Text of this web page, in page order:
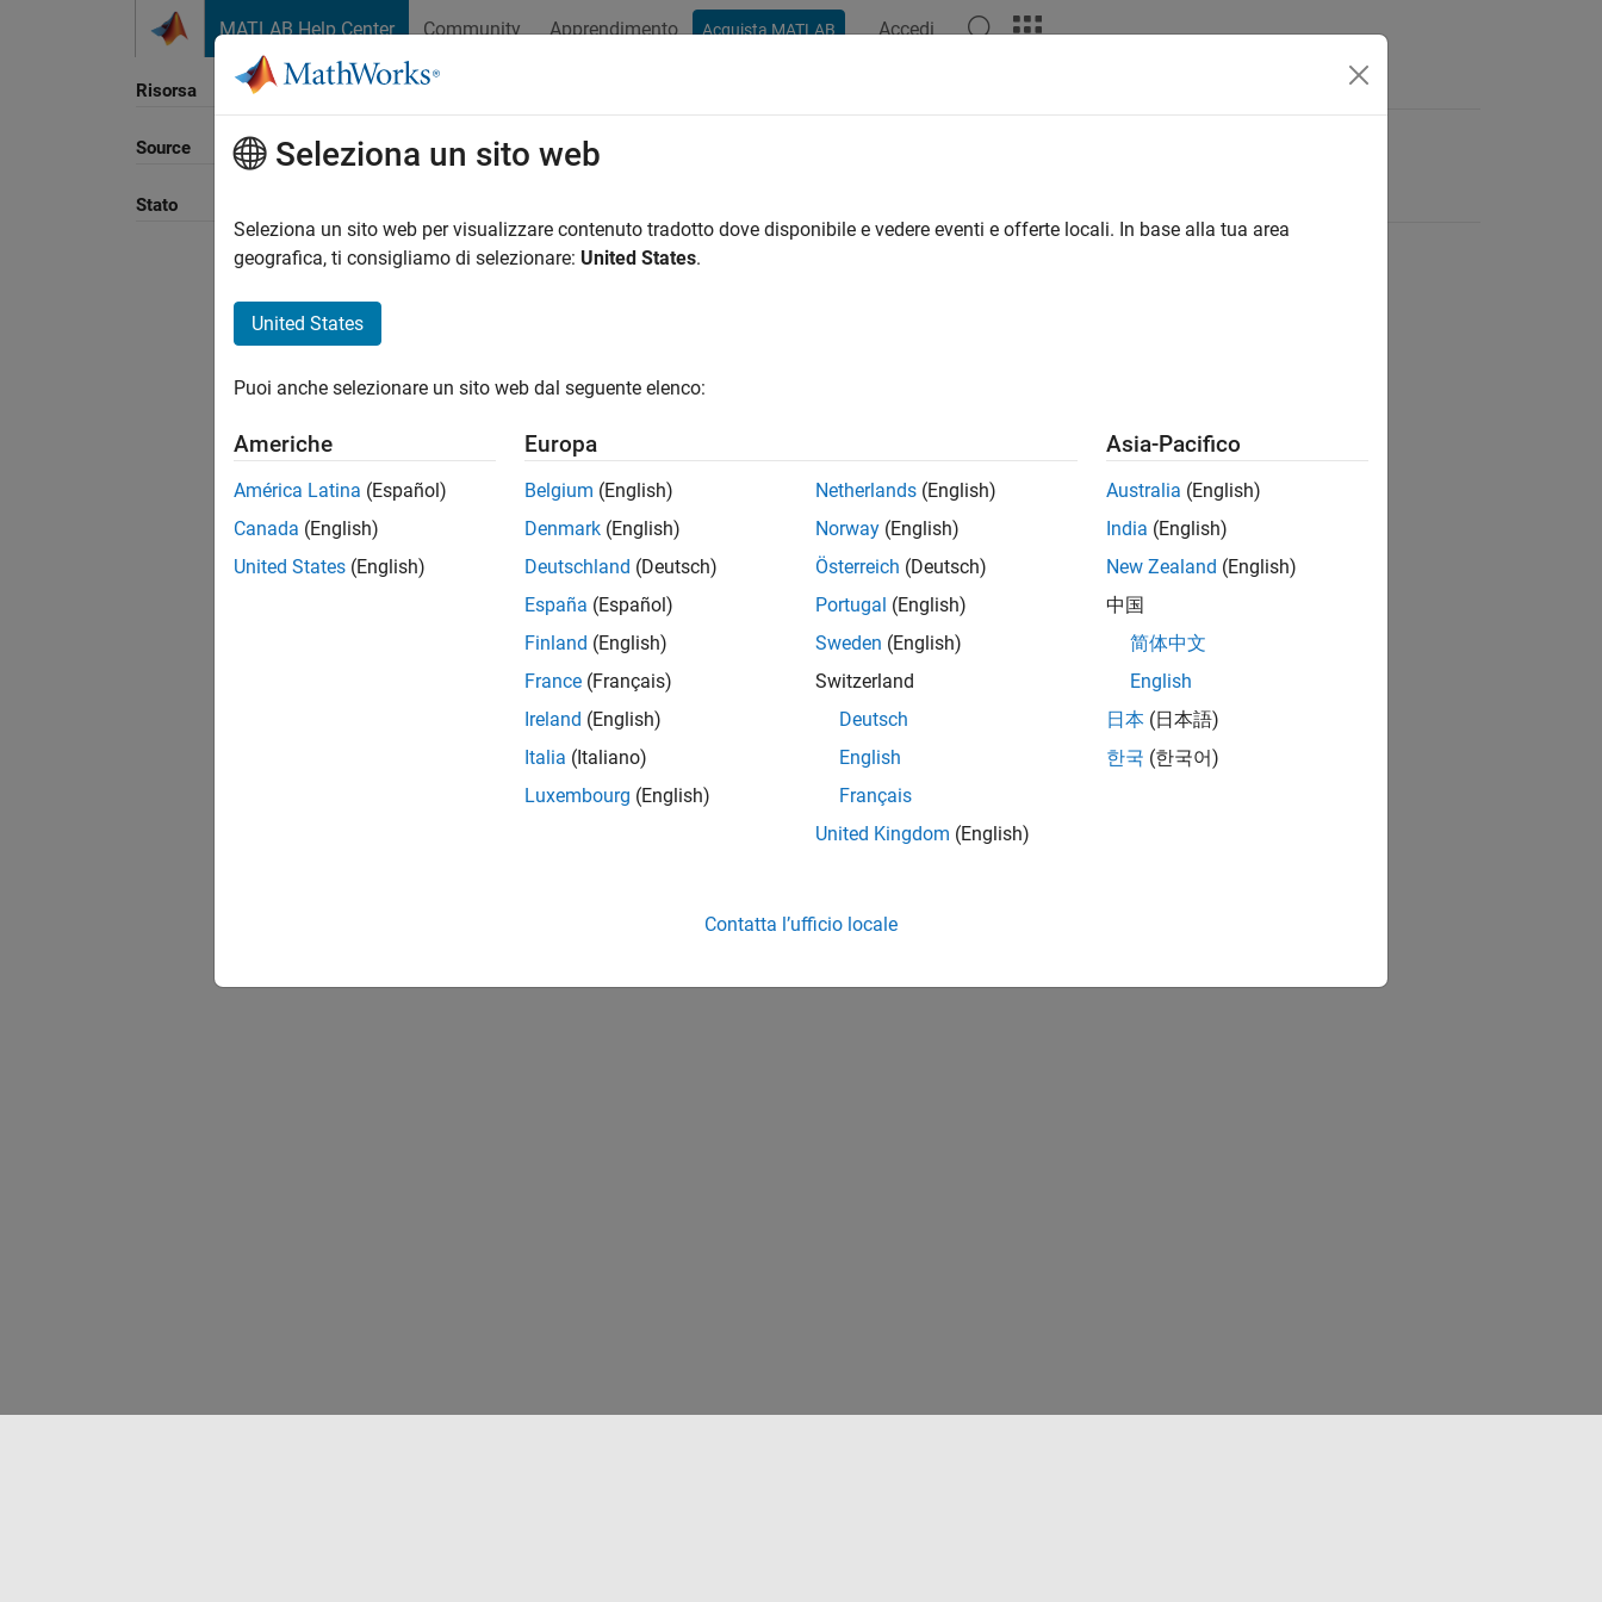
MATLAB Help Center Community Apprendimento Acquista MATLAB Accedi
Risorsa
Source
Stato
Ordina per
Seleziona un sito web
Seleziona un sito web per visualizzare contenuto tradotto dove disponibile e vedere eventi e offerte locali. In base alla tua area
geografica, ti consigliamo di selezionare: United States.
United States
Puoi anche selezionare un sito web dal seguente elenco:
Americhe
América Latina (Español)
Canada (English)
United States (English)
Europa
Belgium (English)
Denmark (English)
Deutschland (Deutsch)
España (Español)
Finland (English)
France (Français)
Ireland (English)
Italia (Italiano)
Luxembourg (English)
Netherlands (English)
Norway (English)
Österreich (Deutsch)
Portugal (English)
Sweden (English)
Switzerland
Deutsch
English
Français
United Kingdom (English)
Asia-Pacifico
Australia (English)
India (English)
New Zealand (English)
中国
简体中文
English
日本 (日本語)
한국 (한국어)
Contatta l’ufficio locale